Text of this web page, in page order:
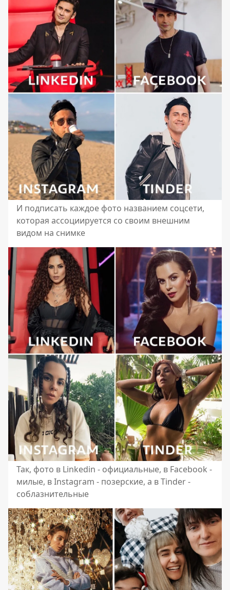
И подписать каждое фото названием соцсети,
которая ассоциируется со своим внешним
видом на снимке
Так, фото в Linkedin - официальные, в Facebook -
милые, в Instagram - позерские, а в Tinder -
соблазнительные